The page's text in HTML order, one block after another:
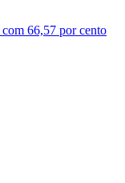
66,57 por cento